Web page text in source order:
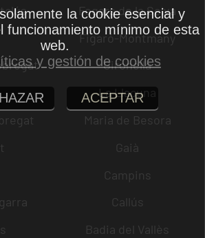
Fogars de la Selva
Figaró-Montmany
Gironella
La Llacuna
Maria de Besora
Gaià
Campins
Callús
Badia del Vallès
la cookie esencial y
funcionamiento mínimo de esta
web.
y gestión de cookies
ACEPTAR